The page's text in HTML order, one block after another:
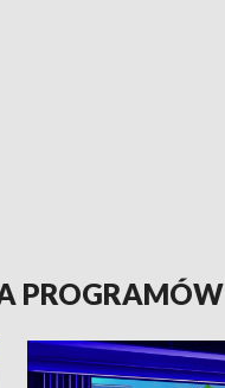
PROGRAMÓW